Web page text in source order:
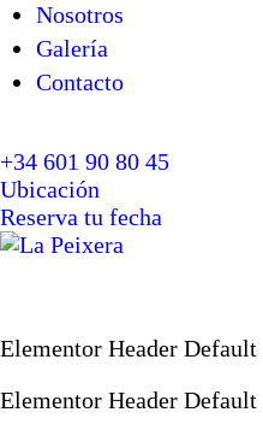
Nosotros
Galería
Contacto
+34 601 90 80 45
Ubicación
Reserva tu fecha
Elementor Header Default
Elementor Header Default